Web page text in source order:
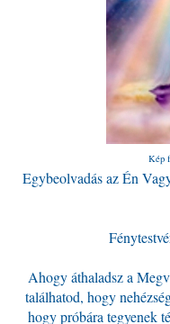
Kép
Egybeolvadás az Én
Ahogy áthaladsz a
találhatod, hogy
hogy próbára tegyenek